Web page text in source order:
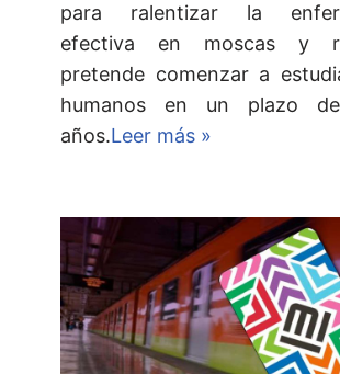
para ralentizar la
efectiva en moscas y
pretende comenzar a
humanos en un plazo
años.Leer más »